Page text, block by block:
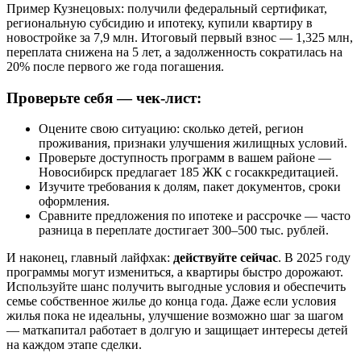
Пример Кузнецовых: получили федеральный сертификат,
региональную субсидию и ипотеку, купили квартиру в
новостройке за 7,9 млн. Итоговый первый взнос — 1,325 млн,
переплата снижена на 5 лет, а задолженность сократилась на
20% после первого же года погашения.
Проверьте себя — чек-лист:
Оцените свою ситуацию: сколько детей, регион
проживания, признаки улучшения жилищных условий.
Проверьте доступность программ в вашем районе —
Новосибирск предлагает 185 ЖК с госаккредитацией.
Изучите требования к долям, пакет документов, сроки
оформления.
Сравните предложения по ипотеке и рассрочке — часто
разница в переплате достигает 300–500 тыс. рублей.
И наконец, главный лайфхак: действуйте сейчас. В 2025 году
программы могут измениться, а квартиры быстро дорожают.
Используйте шанс получить выгодные условия и обеспечить
семье собственное жилье до конца года. Даже если условия
жилья пока не идеальны, улучшение возможно шаг за шагом
— маткапитал работает в долгую и защищает интересы детей
на каждом этапе сделки.